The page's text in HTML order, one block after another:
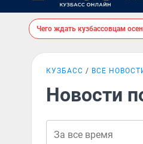
Чего ждать кузбассовцам
КУЗБАСС ВСЕ
Новости